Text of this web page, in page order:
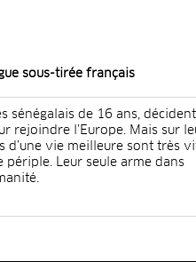
sous-tirée français
sénégalais de 16 ans, décident
rejoindre l’Europe. Mais sur
d’une vie meilleure sont très
périple. Leur seule arme dans